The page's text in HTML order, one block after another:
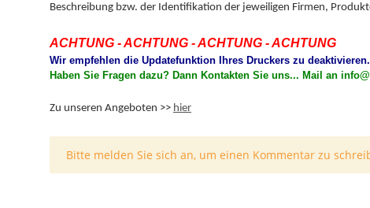
Beschreibung bzw. der Identifikation der jeweiligen Firmen,
ACHTUNG - ACHTUNG - ACHTUNG - ACHTUNG
Wir empfehlen die Updatefunktion Ihres Druckers zu
Haben Sie Fragen dazu? Dann Kontakten Sie uns... Mail an
Zu unseren Angeboten >> hier
x
Bitte melden Sie sich an, um einen Kommentar zu